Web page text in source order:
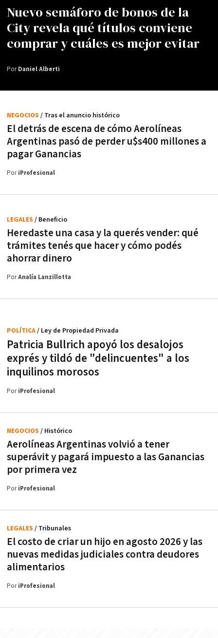
Nuevo semáforo de bonos de la
City revela qué títulos conviene
comprar y cuáles es mejor evitar
PorDaniel Alberti
El detrás de escena de cómo Aerolíneas
Argentinas pasó de perder u$s400 millones a
pagar Ganancias
NEGOCIOS / Tras el anuncio histórico
PoriProfesional
Heredaste una casa y la querés vender: qué
trámites tenés que hacer y cómo podés
ahorrar dinero
LEGALES / Beneficio
PorAnalía Lanzillotta
Patricia Bullrich apoyó los desalojos
exprés y tildó de "delincuentes" a los
inquilinos morosos
POLÍTICA/ Ley de Propiedad Privada
PoriProfesional
Aerolíneas Argentinas volvió a tener
superávit y pagará impuesto a las Ganancias
por primera vez
NEGOCIOS / Histórico
PoriProfesional
El costo de criar un hijo en agosto 2026 y las
nuevas medidas judiciales contra deudores
alimentarios
LEGALES / Tribunales
PoriProfesional